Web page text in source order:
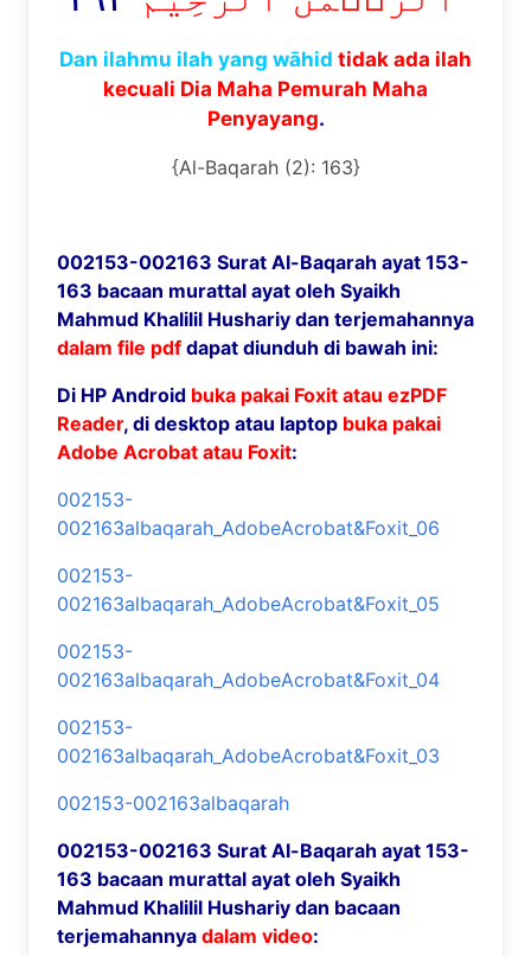
Dan ilahmu ilah yang wāhid tidak ada ilah
kecuali Dia Maha Pemurah Maha
Penyayang.
{Al-Baqarah (2): 163}
002153-002163 Surat Al-Baqarah ayat 153-
163 bacaan murattal ayat oleh Syaikh
Mahmud Khalilil Hushariy dan terjemahannya
dalam file pdf dapat diunduh di bawah ini:
Di HP Android buka pakai Foxit atau ezPDF
Reader, di desktop atau laptop buka pakai
Adobe Acrobat atau Foxit:
002153-
002163albaqarah_AdobeAcrobat&Foxit_06
002153-
002163albaqarah_AdobeAcrobat&Foxit_05
002153-
002163albaqarah_AdobeAcrobat&Foxit_04
002153-
002163albaqarah_AdobeAcrobat&Foxit_03
002153-002163albaqarah
002153-002163 Surat Al-Baqarah ayat 153-
163 bacaan murattal ayat oleh Syaikh
Mahmud Khalilil Hushariy dan bacaan
terjemahannya dalam video: